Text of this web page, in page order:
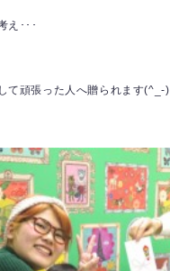
え･･･
て頑張った人へ贈られます(^_-)